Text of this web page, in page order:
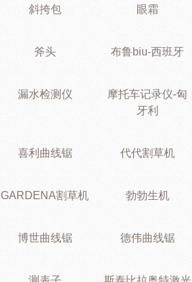
斜挎包 眼霜
斧头 布鲁biu-西班牙
漏水检测仪
摩托车记录仪-匈
牙利
喜利曲线锯 代代割草机
GARDENA割草机 勃勃生机
博世曲线锯 德伟曲线锯